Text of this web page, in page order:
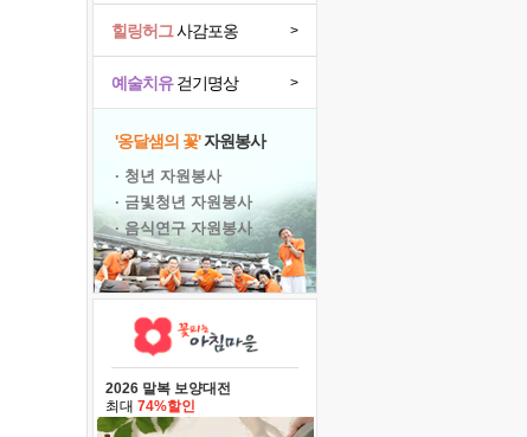
예술치유걷기명상 >
힐링허그사감포옹 >
'옹달샘의 꽃'자원봉사
· 청년 자원봉사
· 금빛청년 자원봉사
· 음식연구 자원봉사
2026 말복 보양대전
최대 74%할인